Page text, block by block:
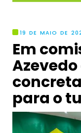
19 DE MAIO DE
Em
para o